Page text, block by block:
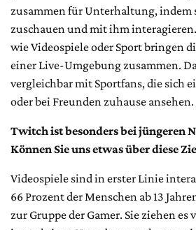
zusammen für Unterhaltung, indem
zuschauen und mit ihm
wie Videospiele oder Sport bringen
einer Live-Umgebung zusammen.
vergleichbar mit Sportfans, die sich
oder bei Freunden zuhause ansehen.
Twitch ist besonders bei jüngeren
Können Sie uns etwas über diese
Videospiele sind in erster Linie
66 Prozent der Menschen ab 13
zur Gruppe der Gamer. Sie ziehen